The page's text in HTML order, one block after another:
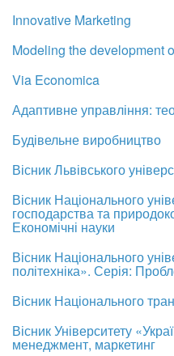
Innovative Marketing
Modeling the development
Via Economica
Адаптивне управління:
Будівельне виробництво
Вісник Львівського
Вісник Національного
господарства та
Економічні науки
Вісник Національного
політехніка». Серія:
Вісник Національного
Вісник Університету
менеджмент, маркетинг